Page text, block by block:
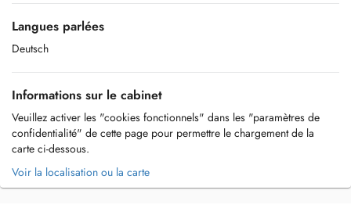
Langues parlées
Deutsch
Informations sur le cabinet
Veuillez activer les "cookies fonctionnels" dans les "paramètres de
confidentialité" de cette page pour permettre le chargement de la
carte ci-dessous.
Voir la localisation ou la carte